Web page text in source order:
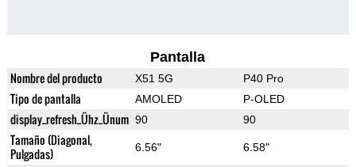
Pantalla
Nombre del producto X51 5G P40 Pro
Tipo de pantalla AMOLED P-OLED
display_refresh_Ühz_Ünum 90 90
Tamaño (Diagonal,
Pulgadas)
6.56" 6.58"